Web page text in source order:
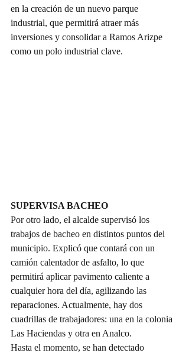
en la creación de un nuevo parque
industrial, que permitirá atraer más
inversiones y consolidar a Ramos Arizpe
como un polo industrial clave.
SUPERVISA BACHEO
Por otro lado, el alcalde supervisó los
trabajos de bacheo en distintos puntos del
municipio. Explicó que contará con un
camión calentador de asfalto, lo que
permitirá aplicar pavimento caliente a
cualquier hora del día, agilizando las
reparaciones. Actualmente, hay dos
cuadrillas de trabajadores: una en la colonia
Las Haciendas y otra en Analco.
Hasta el momento, se han detectado